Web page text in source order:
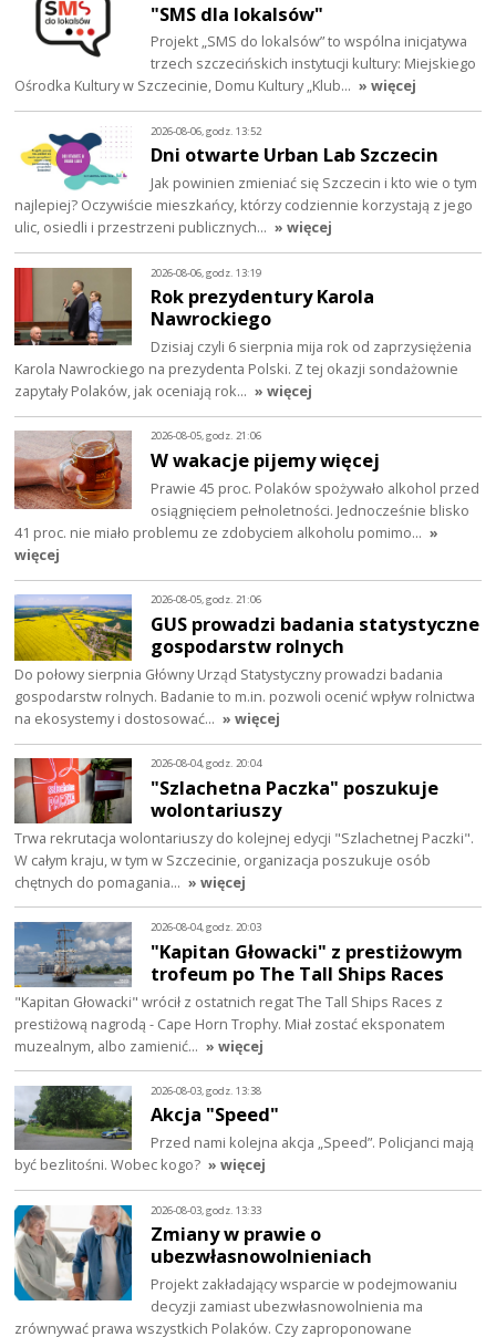
"SMS dla lokalsów"
Projekt „SMS do lokalsów” to wspólna inicjatywa
trzech szczecińskich instytucji kultury: Miejskiego
Ośrodka Kultury w Szczecinie, Domu Kultury „Klub… » więcej
2026-08-06, godz. 13:52
Dni otwarte Urban Lab Szczecin
Jak powinien zmieniać się Szczecin i kto wie o tym
najlepiej? Oczywiście mieszkańcy, którzy codziennie korzystają z jego
ulic, osiedli i przestrzeni publicznych… » więcej
2026-08-06, godz. 13:19
Rok prezydentury Karola
Nawrockiego
Dzisiaj czyli 6 sierpnia mija rok od zaprzysiężenia
Karola Nawrockiego na prezydenta Polski. Z tej okazji sondażownie
zapytały Polaków, jak oceniają rok… » więcej
2026-08-05, godz. 21:06
W wakacje pijemy więcej
Prawie 45 proc. Polaków spożywało alkohol przed
osiągnięciem pełnoletności. Jednocześnie blisko
41 proc. nie miało problemu ze zdobyciem alkoholu pomimo… »
więcej
2026-08-05, godz. 21:06
GUS prowadzi badania statystyczne
gospodarstw rolnych
Do połowy sierpnia Główny Urząd Statystyczny prowadzi badania
gospodarstw rolnych. Badanie to m.in. pozwoli ocenić wpływ rolnictwa
na ekosystemy i dostosować… » więcej
2026-08-04, godz. 20:04
"Szlachetna Paczka" poszukuje
wolontariuszy
Trwa rekrutacja wolontariuszy do kolejnej edycji "Szlachetnej Paczki".
W całym kraju, w tym w Szczecinie, organizacja poszukuje osób
chętnych do pomagania… » więcej
2026-08-04, godz. 20:03
"Kapitan Głowacki" z prestiżowym
trofeum po The Tall Ships Races
"Kapitan Głowacki" wrócił z ostatnich regat The Tall Ships Races z
prestiżową nagrodą - Cape Horn Trophy. Miał zostać eksponatem
muzealnym, albo zamienić… » więcej
2026-08-03, godz. 13:38
Akcja "Speed"
Przed nami kolejna akcja „Speed”. Policjanci mają
być bezlitośni. Wobec kogo? » więcej
2026-08-03, godz. 13:33
Zmiany w prawie o
ubezwłasnowolnieniach
Projekt zakładający wsparcie w podejmowaniu
decyzji zamiast ubezwłasnowolnienia ma
zrównywać prawa wszystkich Polaków. Czy zaproponowane